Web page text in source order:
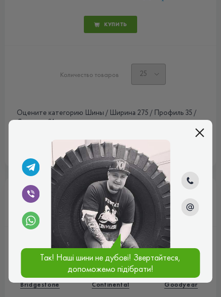
КУПИТЬ
Количество товаров
Оцените категорию Шины / Ширина 275 / Профиль 35 /
Диаметр 21
Бренды Все бренды
Bridgestone Continental Goodyear
Так! Наші шини не дубові! Звертайтеся,
допоможемо підібрати!